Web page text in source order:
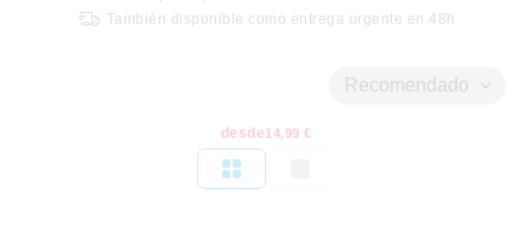
También disponible como entrega urgente en 48h
Recomendado
desde14,99 €